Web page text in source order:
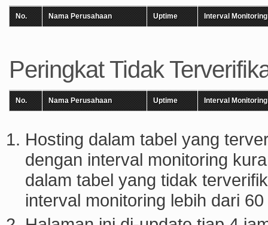
No. Nama Perusahaan Uptime Interval
Peringkat Tidak
No. Nama Perusahaan Uptime Interval
Hosting dalam tabel yang
dengan interval monitoring
dalam tabel yang tidak
interval monitoring lebih dari